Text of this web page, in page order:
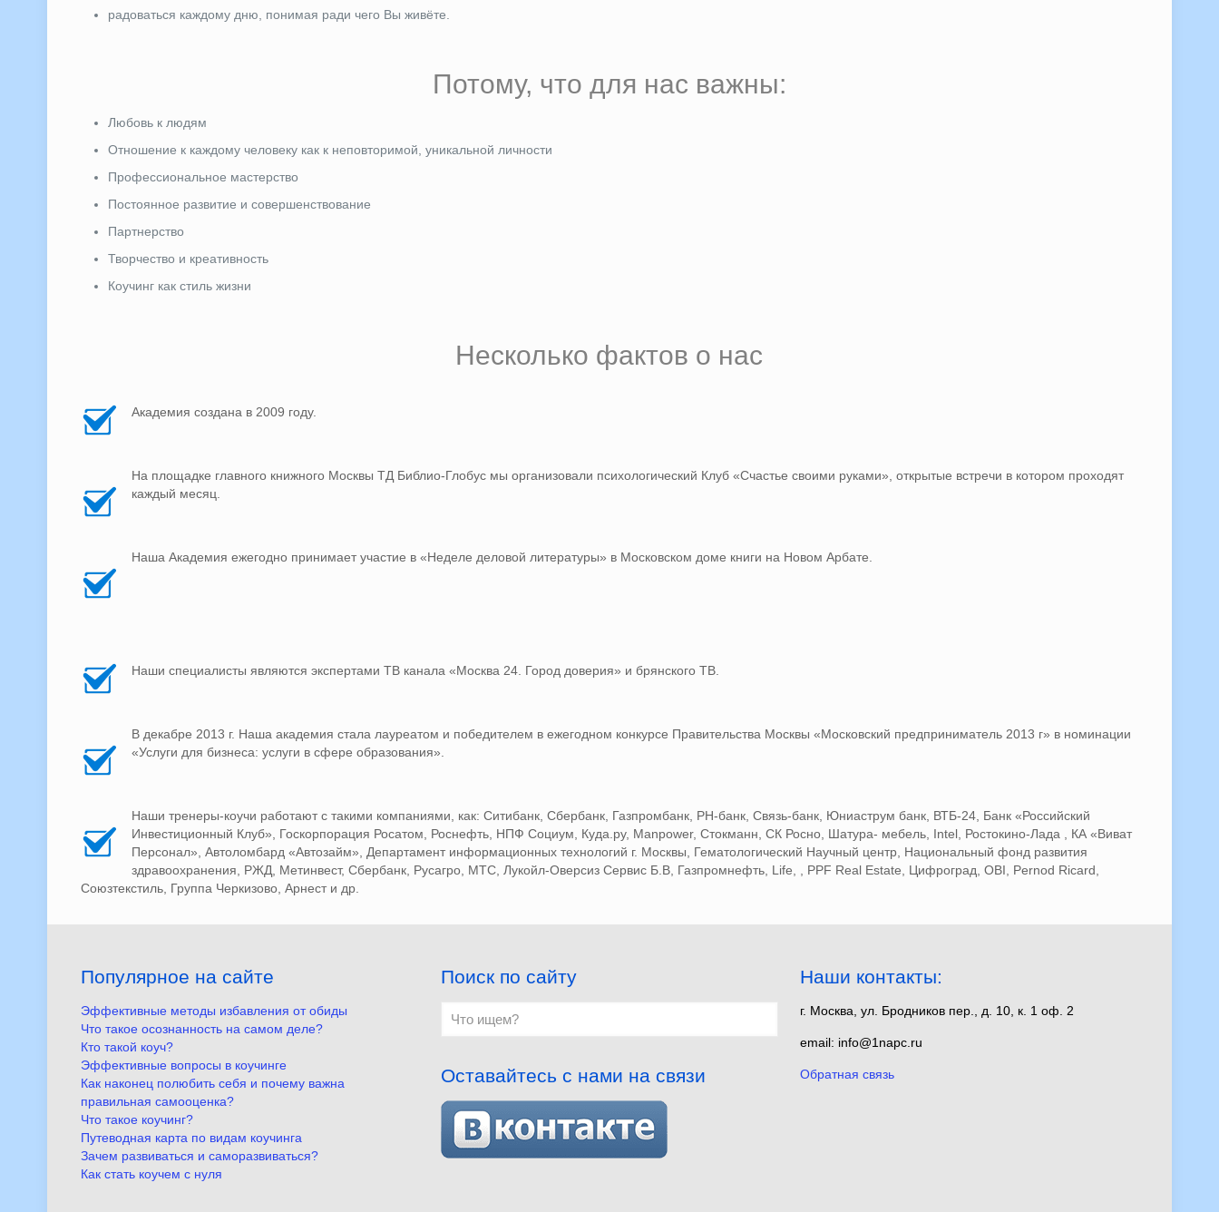
радоваться каждому дню, понимая ради чего Вы живёте.
Потому, что для нас важны:
Любовь к людям
Отношение к каждому человеку как к неповторимой, уникальной личности
Профессиональное мастерство
Постоянное развитие и совершенствование
Партнерство
Творчество и креативность
Коучинг как стиль жизни
Несколько фактов о нас
Академия создана в 2009 году.
На площадке главного книжного Москвы ТД Библио-Глобус мы организовали психологический Клуб «Счастье своими руками», открытые встречи в котором проходят
каждый месяц.
Наша Академия ежегодно принимает участие в «Неделе деловой литературы» в Московском доме книги на Новом Арбате.
Наши специалисты являются экспертами ТВ канала «Москва 24. Город доверия» и брянского ТВ.
В декабре 2013 г. Наша академия стала лауреатом и победителем в ежегодном конкурсе Правительства Москвы «Московский предприниматель 2013 г» в номинации
«Услуги для бизнеса: услуги в сфере образования».
Наши тренеры-коучи работают с такими компаниями, как: Ситибанк, Сбербанк, Газпромбанк, РН-банк, Связь-банк, Юниаструм банк, ВТБ-24, Банк «Российский
Инвестиционный Клуб», Госкорпорация Росатом, Роснефть, НПФ Социум, Куда.ру, Manpower, Стокманн, СК Росно, Шатура- мебель, Intel, Ростокино-Лада , КА «Виват
Персонал», Автоломбард «Автозайм», Департамент информационных технологий г. Москвы, Гематологический Научный центр, Национальный фонд развития
здравоохранения, РЖД, Метинвест, Сбербанк, Русагро, МТС, Лукойл-Оверсиз Сервис Б.В, Газпромнефть, Life, , PPF Real Estate, Цифроград, OBI, Pernod Ricard,
Союзтекстиль, Группа Черкизово, Арнест и др.
Популярное на сайте
Эффективные методы избавления от обиды
Что такое осознанность на самом деле?
Кто такой коуч?
Эффективные вопросы в коучинге
Как наконец полюбить себя и почему важна
правильная самооценка?
Что такое коучинг?
Путеводная карта по видам коучинга
Зачем развиваться и саморазвиваться?
Как стать коучем с нуля
Поиск по сайту
Оставайтесь с нами на связи
Наши контакты:
г. Москва, ул. Бродников пер., д. 10, к. 1 оф. 2
email: info@1napc.ru
Обратная связь